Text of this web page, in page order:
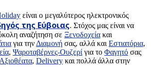
είναι ο μεγαλύτερος ηλεκτρονικός
της Εύβοιας. Στόχος μας είναι να
αναζήτηση σε Ξενοδοχεία και
για την Διαμονή σας, αλλά και Εστιατόρια,
, Ψαροταβέρνες-Ουζερί για το Φαγητό σας
Αξιοθέατα, Delivery και πολλά άλλα στην